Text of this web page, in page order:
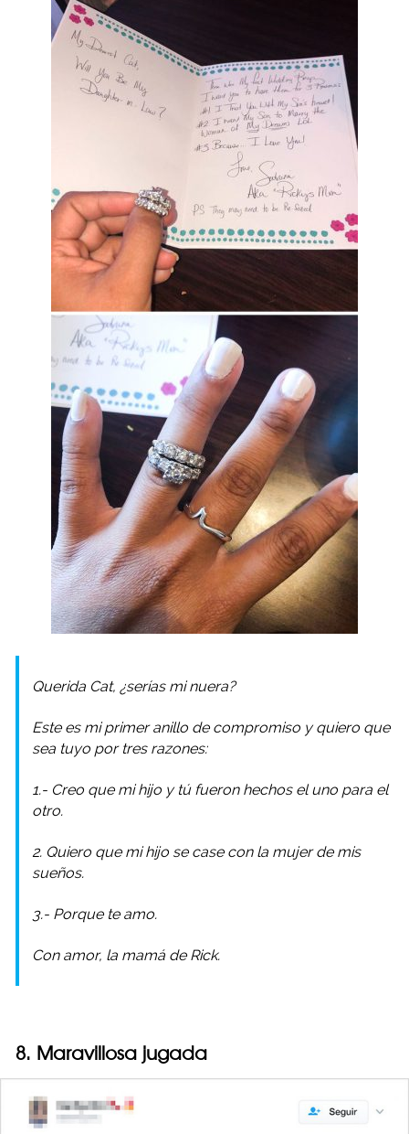
Querida Cat, ¿serías mi nuera?
Este es mi primer anillo de compromiso y quiero que
sea tuyo por tres razones:
1.- Creo que mi hijo y tú fueron hechos el uno para el
otro.
2. Quiero que mi hijo se case con la mujer de mis
sueños.
3.- Porque te amo.
Con amor, la mamá de Rick.
8. Maravillosa jugada